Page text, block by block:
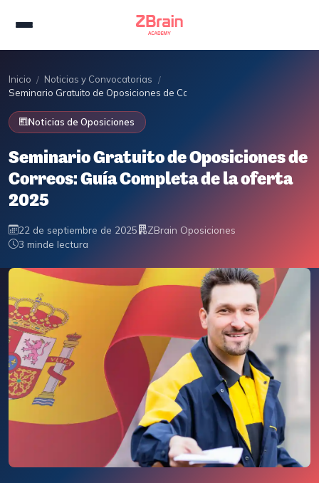
Inicio / Noticias y Convocatorias /
Seminario Gratuito de Oposiciones de Correos: Guía Completa de la
Noticias de Oposiciones
Seminario Gratuito de Oposiciones de
Correos: Guía Completa de la oferta
2025
22 de septiembre de 2025
ZBrain Oposiciones
3 minde lectura